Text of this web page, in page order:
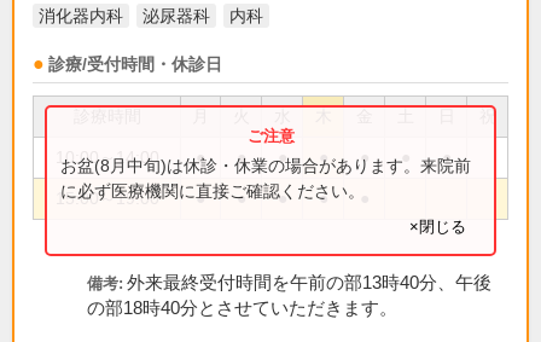
消化器内科 泌尿器科 内科
診療/受付時間・休診日
祝
10:00～14:00 ● ● ● ● ● ● ●
15:00～19:00 ● ● ● ●
お盆(8月中旬)は休診・休業の場合があります。来院前
に必ず医療機関に直接ご確認ください。
×閉じる
備考: 外来最終受付時間を午前の部13時40分、午後
の部18時40分とさせていただきます。